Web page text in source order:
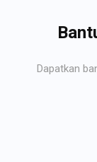
Dapatkan